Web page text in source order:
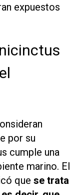
expuestos
por su
cumple una
marino. El
que se trata